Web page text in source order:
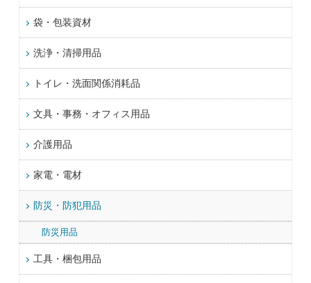
袋・包装資材
洗浄・清掃用品
トイレ・洗面関係消耗品
文具・事務・オフィス用品
介護用品
家電・電材
防災・防犯用品
防災用品
工具・梱包用品